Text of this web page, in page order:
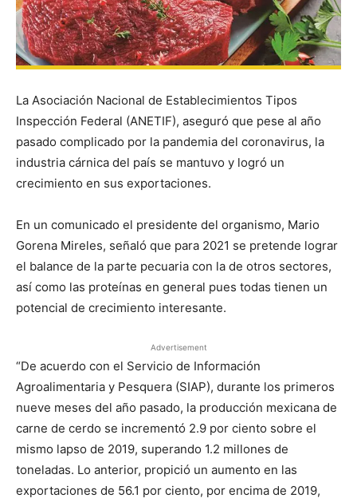
La Asociación Nacional de Establecimientos Tipos
Inspección Federal (ANETIF), aseguró que pese al año
pasado complicado por la pandemia del coronavirus, la
industria cárnica del país se mantuvo y logró un
crecimiento en sus exportaciones.
En un comunicado el presidente del organismo, Mario
Gorena Mireles, señaló que para 2021 se pretende lograr
el balance de la parte pecuaria con la de otros sectores,
así como las proteínas en general pues todas tienen un
potencial de crecimiento interesante.
Advertisement
“De acuerdo con el Servicio de Información
Agroalimentaria y Pesquera (SIAP), durante los primeros
nueve meses del año pasado, la producción mexicana de
carne de cerdo se incrementó 2.9 por ciento sobre el
mismo lapso de 2019, superando 1.2 millones de
toneladas. Lo anterior, propició un aumento en las
exportaciones de 56.1 por ciento, por encima de 2019,